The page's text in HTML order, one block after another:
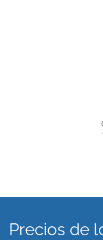
Precios de